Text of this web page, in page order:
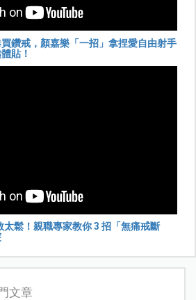
鑽戒，顏嘉樂「一招」拿捏愛自由射手
貼！
鬆！親職專家教你 3 招「無痛戒斷
文章